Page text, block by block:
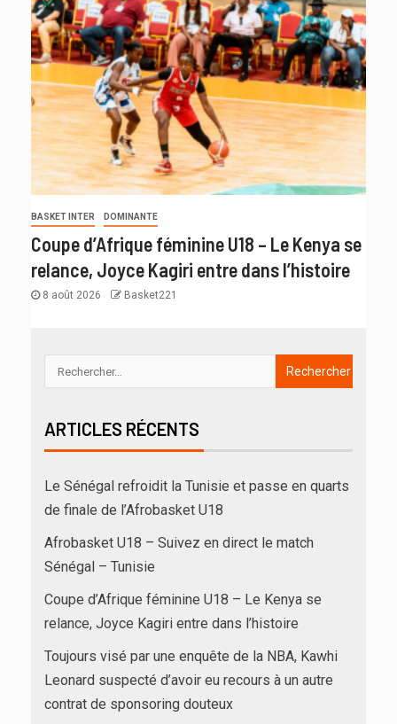
BASKET INTER DOMINANTE
Coupe d’Afrique féminine U18 – Le Kenya se
relance, Joyce Kagiri entre dans l’histoire
8 août 2026 Basket221
ARTICLES RÉCENTS
Le Sénégal refroidit la Tunisie et passe en quarts
de finale de l’Afrobasket U18
Afrobasket U18 – Suivez en direct le match
Sénégal – Tunisie
Coupe d’Afrique féminine U18 – Le Kenya se
relance, Joyce Kagiri entre dans l’histoire
Toujours visé par une enquête de la NBA, Kawhi
Leonard suspecté d’avoir eu recours à un autre
contrat de sponsoring douteux